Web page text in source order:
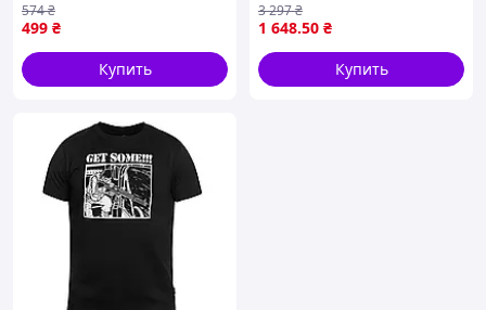
61753)
499 ₴
574₴
Купить
флисе, штурмовая куртка
хаки
1 648.50 ₴
3 297₴
Купить